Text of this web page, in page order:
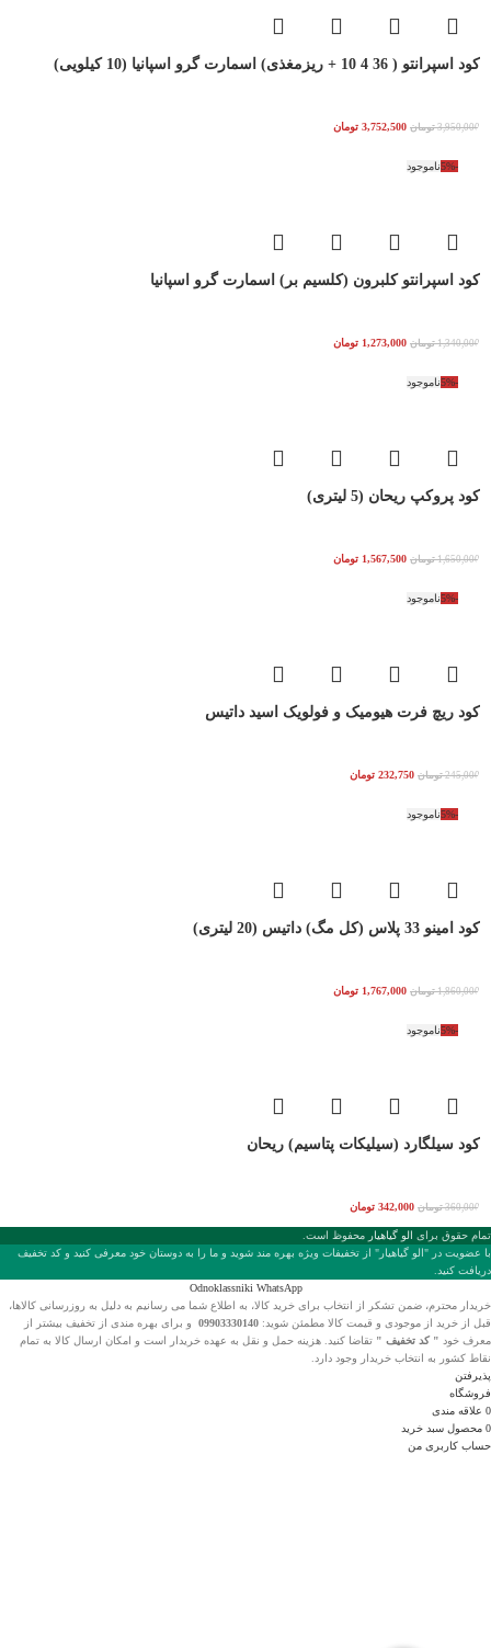
کود اسپرانتو ( 36 4 10 + ریزمغذی) اسمارت گرو اسپانیا (10 کیلویی)
3,950,000 تومان 3,752,500 تومان
-5% ناموجود
کود اسپرانتو کلبرون (کلسیم بر) اسمارت گرو اسپانیا
1,340,000 تومان 1,273,000 تومان
-5% ناموجود
کود پروکپ ریحان (5 لیتری)
1,650,000 تومان 1,567,500 تومان
-5% ناموجود
کود ریچ فرت هیومیک و فولویک اسید داتیس
245,000 تومان 232,750 تومان
-5% ناموجود
کود امینو 33 پلاس (کل مگ) داتیس (20 لیتری)
1,860,000 تومان 1,767,000 تومان
-5% ناموجود
کود سیلگارد (سیلیکات پتاسیم) ریحان
360,000 تومان 342,000 تومان
تمام حقوق برای الو گیاهیار محفوظ است.
با عضويت در "الو گیاهیار" از تخفیفات ویژه بهره مند شوید و ما را به دوستان خود معرفی کنید و کد تخفیف
دریافت کنید.
Odnoklassniki WhatsApp
خریدار محترم، ضمن تشکر از انتخاب برای خرید کالا، به اطلاع شما می رسانیم به دلیل به روزرسانی کالاها،
قبل از خرید از موجودی و قیمت کالا مطمئن شوید: 09903330140 و برای بهره مندی از تخفیف بیشتر از
معرف خود " کد تخفیف " تقاضا کنید. هزینه حمل و نقل به عهده خریدار است و امکان ارسال کالا به تمام
نقاط کشور به انتخاب خریدار وجود دارد.
پذیرفتن
فروشگاه
0 علاقه مندی
0 محصول سبد خرید
حساب کاربری من